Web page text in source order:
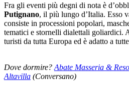
Fra gli eventi più degni di nota è
Putignano, il più lungo d’Italia. Esso
consiste in processioni popolari,
tematici e stornelli dialettali goliardici.
turisti da tutta Europa ed è adatto a
Dove dormire? Abate Masseria &
Altavilla (Conversano)